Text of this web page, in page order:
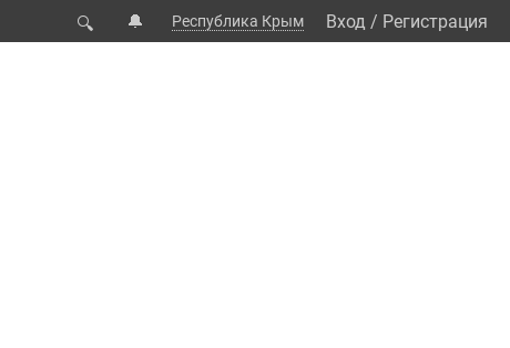
🔍 🔔 Республика Крым Вход / Регистрация